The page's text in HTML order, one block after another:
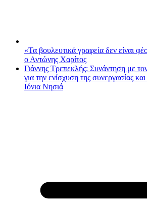
«Τα βουλευτικά γραφεία δεν είναι
ο Αντώνης Χαρίτος
Γιάννης Τρεπεκλής: Συνάντηση με
για την ενίσχυση της συνεργασίας
Ιόνια Νησιά